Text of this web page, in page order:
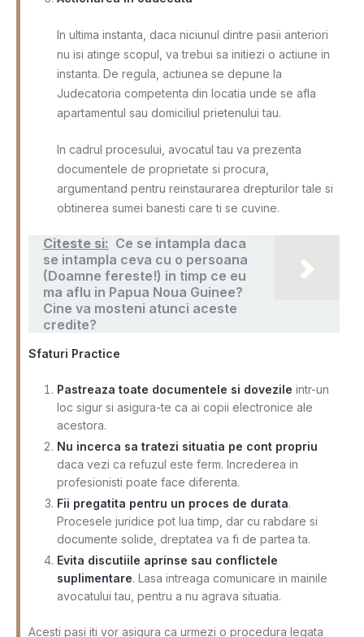
In ultima instanta, daca niciunul dintre pasii anteriori
nu isi atinge scopul, va trebui sa initiezi o actiune in
instanta. De regula, actiunea se depune la
Judecatoria competenta din locatia unde se afla
apartamentul sau domiciliul prietenului tau.
In cadrul procesului, avocatul tau va prezenta
documentele de proprietate si procura,
argumentand pentru reinstaurarea drepturilor tale si
obtinerea sumei banesti care ti se cuvine.
Citeste si: Ce se intampla daca
se intampla ceva cu o persoana
(Doamne fereste!) in timp ce eu
ma aflu in Papua Noua Guinee?
Cine va mosteni atunci aceste
credite?
Sfaturi Practice
Pastreaza toate documentele si dovezile intr-un
loc sigur si asigura-te ca ai copii electronice ale
acestora.
Nu incerca sa tratezi situatia pe cont propriu
daca vezi ca refuzul este ferm. Increderea in
profesionisti poate face diferenta.
Fii pregatita pentru un proces de durata.
Procesele juridice pot lua timp, dar cu rabdare si
documente solide, dreptatea va fi de partea ta.
Evita discutiile aprinse sau conflictele
suplimentare. Lasa intreaga comunicare in mainile
avocatului tau, pentru a nu agrava situatia.
Acesti pasi iti vor asigura ca urmezi o procedura legata